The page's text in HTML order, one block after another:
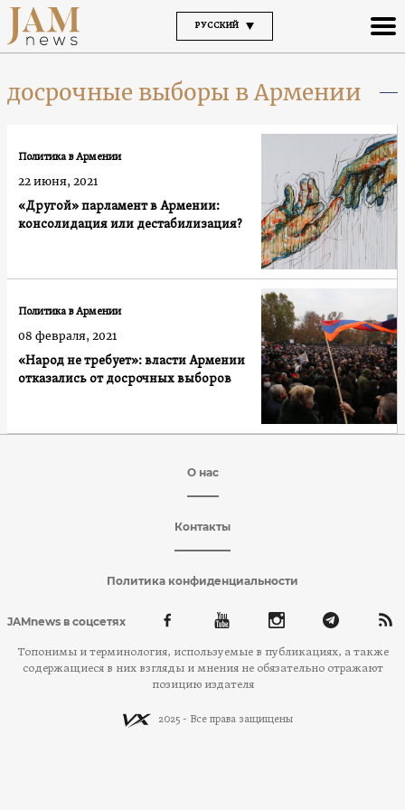
РУССКИЙ
досрочные выборы в Армении
«Другой» парламент в Армении:
консолидация или дестабилизация?
Политика в Армении
22 июня, 2021
«Народ не требует»: власти Армении
отказались от досрочных выборов
Политика в Армении
08 февраля, 2021
О нас
Контакты
Политика конфиденциальности
JAMnews в соцсетях
Топонимы и терминология, используемые в публикациях, а также
содержащиеся в них взгляды и мнения не обязательно отражают
позицию издателя
2025 - Все права защищены